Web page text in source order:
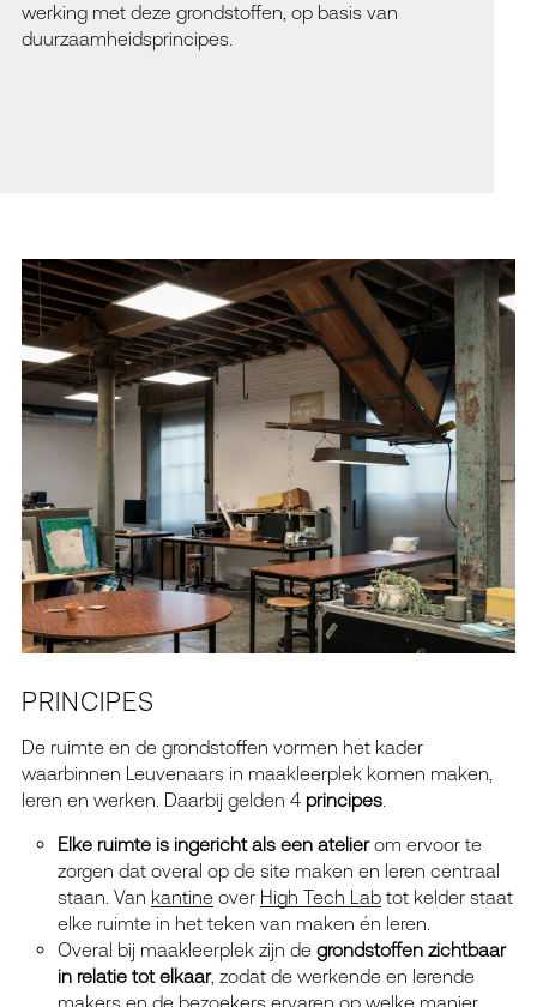
werking met deze grondstoffen, op basis van
duurzaamheidsprincipes.
PRINCIPES
De ruimte en de grondstoffen vormen het kader
waarbinnen Leuvenaars in maakleerplek komen maken,
leren en werken. Daarbij gelden 4 principes.
Elke ruimte is ingericht als een atelierom ervoor te
zorgen dat overal op de site maken en leren centraal
staan. Van kantine over High Tech Labtot kelder staat
elke ruimte in het teken van maken én leren.
Overal bij maakleerplek zijn de grondstoffen zichtbaar
in relatie tot elkaar, zodat de werkende en lerende
makers en de bezoekers ervaren op welke manier